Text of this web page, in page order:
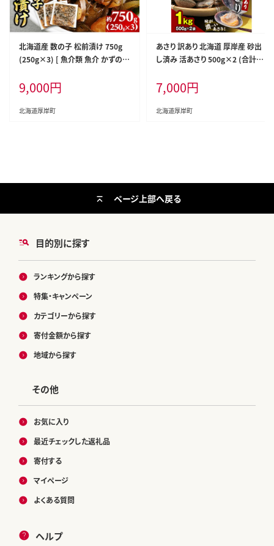
北海道産 数の子 松前漬け 750g
(250g×3) [ 魚介類 魚介 かずのこ
道 ]
9,000円
北海道厚岸町
あさり 訳あり 北海道 厚岸産 砂出
し済み 活あさり 500g×2 (合計1k
大粒 美味しい 栄養 旨み 砂出し 水
洗い 冷蔵 便利 ]
7,000円
北海道厚岸町
目的別に探す
ランキングから探す
特集・キャンペーン
カテゴリーから探す
寄付金額から探す
地域から探す
その他
お気に入り
最近チェックした返礼品
寄付する
マイページ
よくある質問
ヘルプ
ページ上部へ戻る